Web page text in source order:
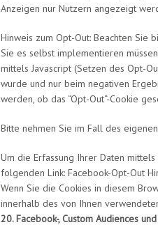
Anzeigen nur Nutzern angezeigt
Hinweis zum Opt-Out: Beachten Sie
Sie es selbst implementieren
mittels Javascript (Setzen des Opt-
wurde und nur beim negativen
werden, ob das “Opt-Out“-Cookie
Bitte nehmen Sie im Fall des
Um die Erfassung Ihrer Daten
folgenden Link: Facebook-Opt-Out
Wenn Sie die Cookies in diesem
innerhalb des von Ihnen
20. Facebook-, Custom Audiences